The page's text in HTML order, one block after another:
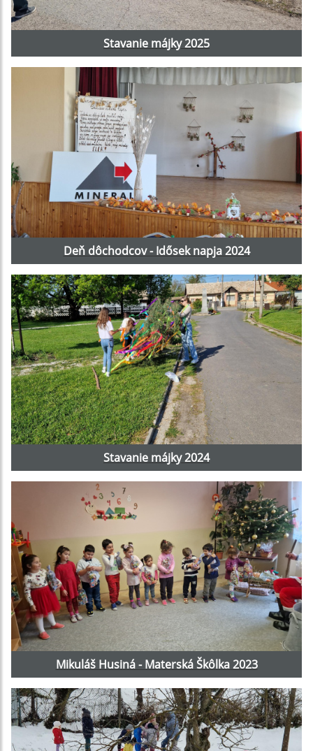
Stavanie májky 2025
Deň dôchodcov - Idősek napja 2024
Stavanie májky 2024
Mikuláš Husiná - Materská Škôlka 2023